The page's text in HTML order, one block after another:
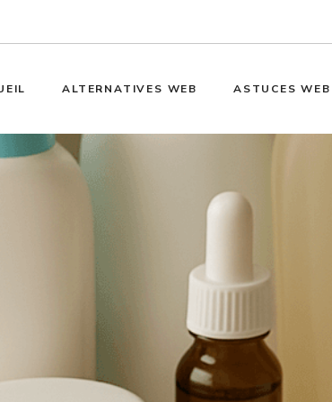
ALTERNATIVES WEB ASTUCES WEB